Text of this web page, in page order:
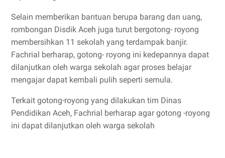
Selain memberikan bantuan berupa barang dan uang,
rombongan Disdik Aceh juga turut bergotong- royong
membersihkan 11 sekolah yang terdampak banjir.
Fachrial berharap, gotong- royong ini kedepannya dapat
dilanjutkan oleh warga sekolah agar proses belajar
mengajar dapat kembali pulih seperti semula.
Terkait gotong-royong yang dilakukan tim Dinas
Pendidikan Aceh, Fachrial berharap agar gotong -royong
ini dapat dilanjutkan oleh warga sekolah